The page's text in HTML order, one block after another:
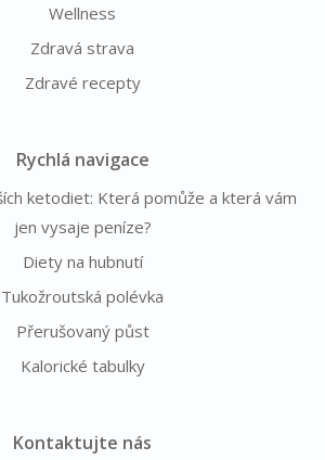
Wellness
Zdravá strava
Zdravé recepty
Rychlá navigace
ketodiet: Která pomůže a která vám
jen vysaje peníze?
Diety na hubnutí
Tukožroutská polévka
Přerušovaný půst
Kalorické tabulky
Kontaktujte nás